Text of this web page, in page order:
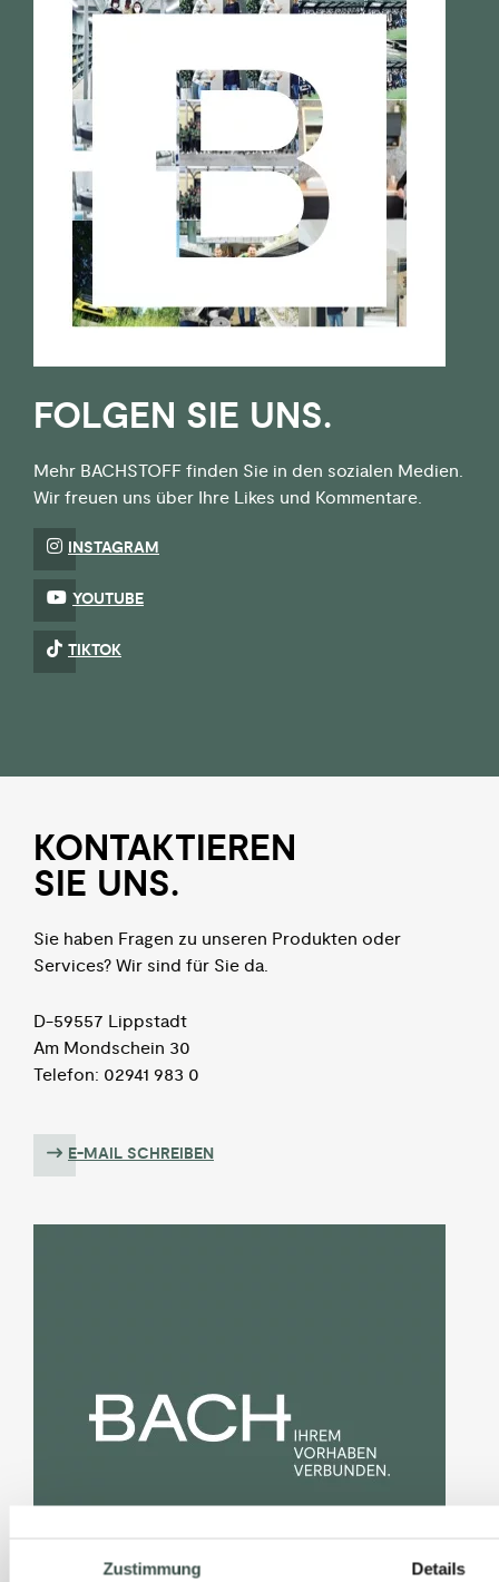
Zustimmung Details
FOLGEN SIE UNS.
Mehr BACHSTOFF finden Sie in den sozialen Medien.
Wir freuen uns über Ihre Likes und Kommentare.
INSTAGRAM
YOUTUBE
TIKTOK
KON­TAKTIEREN
SIE UNS.
Sie haben Fragen zu unseren Produkten oder
Services? Wir sind für Sie da.
D-59557 Lippstadt
Am Mondschein 30
Telefon: 02941 983 0
E-MAIL SCHREIBEN